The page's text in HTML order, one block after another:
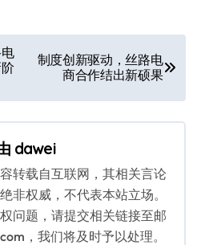
制度创新驱动，丝路电
商合作结出新硕果
dawei
转载自互联网，其相关言论
非权威，不代表本站立场。
问题，请提交相关链接至邮
，我们将及时予以处理。